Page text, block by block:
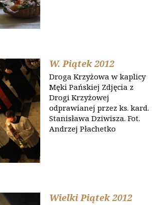
W. Piątek 2012
Droga Krzyżowa w kaplicy
Męki Pańskiej Zdjęcia z
Drogi Krzyżowej
odprawianej przez ks. kard.
Stanisława Dziwisza. Fot.
Andrzej Płachetko
Wielki Piątek 2012